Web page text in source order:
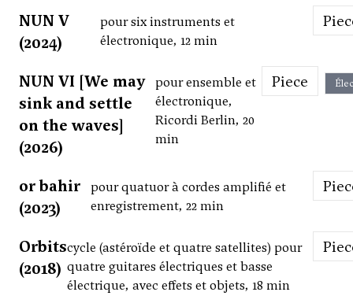
NUN V
(2024)
pour six instruments et
électronique, 12 min
NUN VI [We may
sink and settle
on the waves]
(2026)
pour ensemble et
électronique,
Ricordi Berlin, 20
min
Piece
or bahir
(2023)
pour quatuor à cordes amplifié et
enregistrement, 22 min
Orbits
(2018)
cycle (astéroïde et quatre satellites) pour
quatre guitares électriques et basse
électrique, avec effets et objets, 18 min